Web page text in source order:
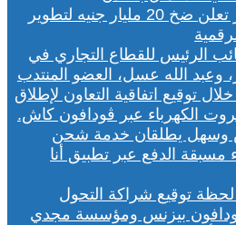
ڤودافون مصر تعلن ضخ 20 مليار جنيه لتطوير
وسهل يطلقان خدمة شحن
مسبقة الدفع عبر تطبيق أنا